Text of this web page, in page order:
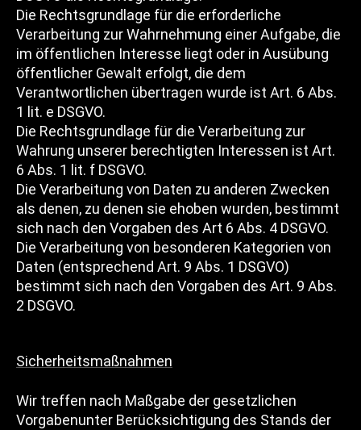
Die Rechtsgrundlage für die erforderliche
Verarbeitung zur Wahrnehmung einer Aufgabe, die
im öffentlichen Interesse liegt oder in Ausübung
öffentlicher Gewalt erfolgt, die dem
Verantwortlichen übertragen wurde ist Art. 6 Abs.
1 lit. e DSGVO.
Die Rechtsgrundlage für die Verarbeitung zur
Wahrung unserer berechtigten Interessen ist Art.
6 Abs. 1 lit. f DSGVO.
Die Verarbeitung von Daten zu anderen Zwecken
als denen, zu denen sie ehoben wurden, bestimmt
sich nach den Vorgaben des Art 6 Abs. 4 DSGVO.
Die Verarbeitung von besonderen Kategorien von
Daten (entsprechend Art. 9 Abs. 1 DSGVO)
bestimmt sich nach den Vorgaben des Art. 9 Abs.
2 DSGVO.
Sicherheitsmaßnahmen
Wir treffen nach Maßgabe der gesetzlichen
Vorgabenunter Berücksichtigung des Stands der